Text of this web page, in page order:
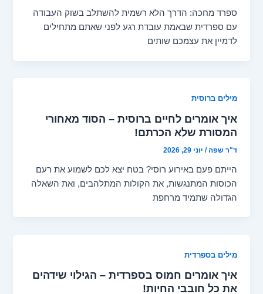
ספרד מחכה: הדרך הלא רשמית להשתלב בשוק העבודה
עם ספרדית שבאמת עובדת רגע לפני שאתם מתחילים
לדמיין את עצמכם שותים
מילים ברוסית
איך אומרים לחיים ברוסית – הסוד מאחורי
המסורת שלא הכרתם!
ד"ר שפה/ יוני 29, 2026
הייתם פעם באירוע רוסי? בטח יצא לכם לשמוע את רעם
הכוסות המתנגשות, את הקולות המתלהבים, ואת השאלה
הגדולה שתמיד מרחפת
מילים בספרדית
איך אומרים חמוס בספרדית – הגילוי שידהים
את כל חובבי החיות!